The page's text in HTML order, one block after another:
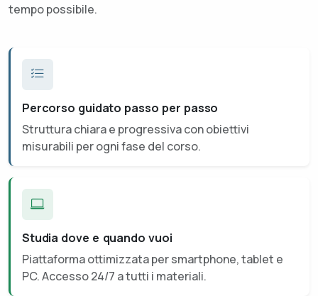
tempo possibile.
Percorso guidato passo per passo
Struttura chiara e progressiva con obiettivi
misurabili per ogni fase del corso.
Studia dove e quando vuoi
Piattaforma ottimizzata per smartphone, tablet e
PC. Accesso 24/7 a tutti i materiali.